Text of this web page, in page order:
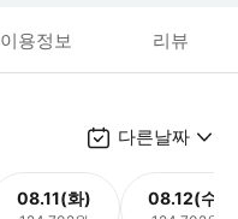
이용정보 리뷰
다른날짜
08.11(화) 08.12(수)